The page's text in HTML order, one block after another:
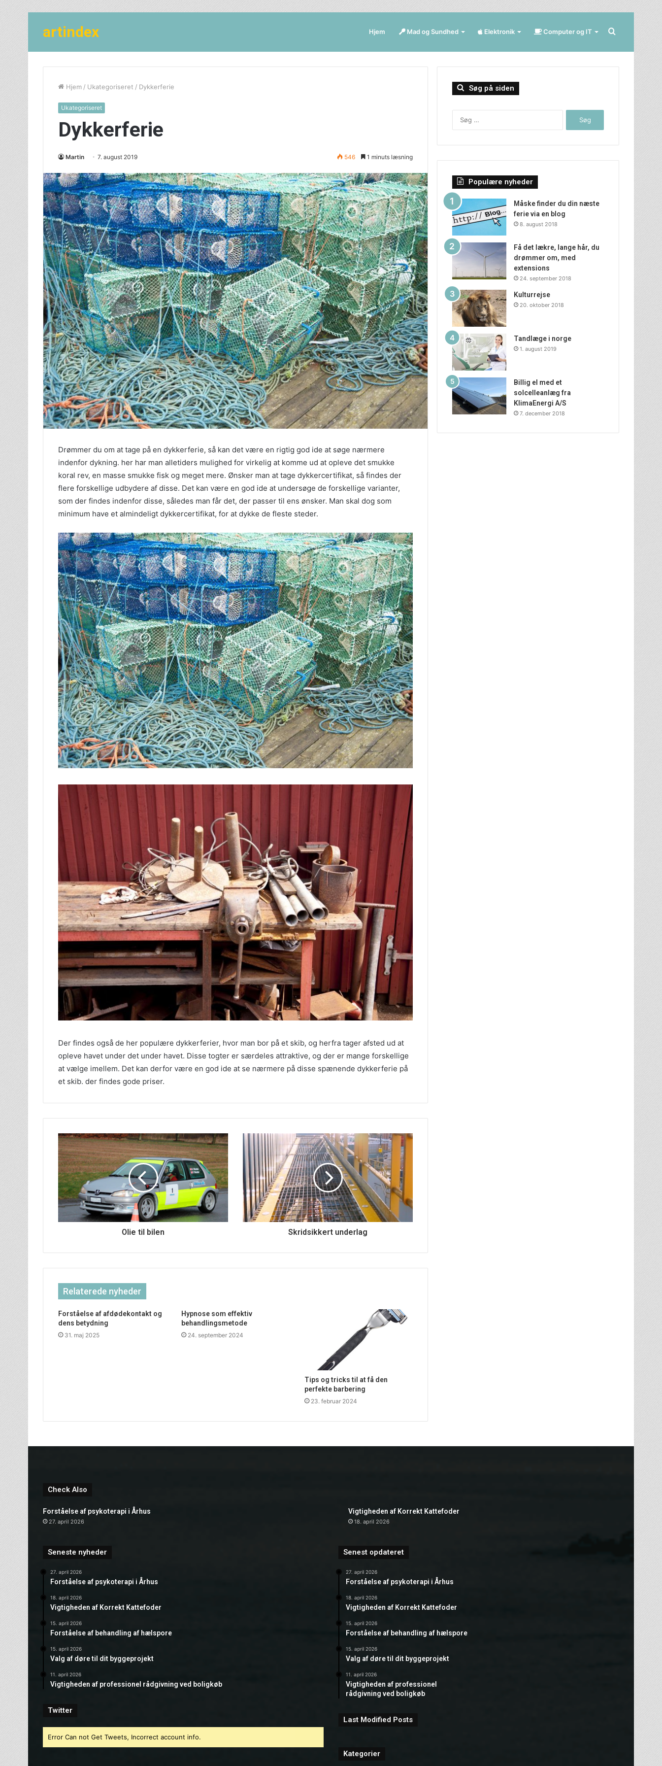
artindex Hjem Mad og Sundhed Elektronik Computer og IT Søg
efter
Hjem / Ukategoriseret / Dykkerferie
Ukategoriseret
Dykkerferie
Martin 7. august 2019 546 1 minuts læsning
Drømmer du om at tage på en dykkerferie, så kan det være en rigtig god ide at søge nærmere
indenfor dykning. her har man alletiders mulighed for virkelig at komme ud at opleve det smukke
koral rev, en masse smukke fisk og meget mere. Ønsker man at tage dykkercertifikat, så findes der
flere forskellige udbydere af disse. Det kan være en god ide at undersøge de forskellige varianter,
som der findes indenfor disse, således man får det, der passer til ens ønsker. Man skal dog som
minimum have et almindeligt dykkercertifikat, for at dykke de fleste steder.
Der findes også de her populære dykkerferier, hvor man bor på et skib, og herfra tager afsted ud at
opleve havet under det under havet. Disse togter er særdeles attraktive, og der er mange forskellige
at vælge imellem. Det kan derfor være en god ide at se nærmere på disse spænende dykkerferie på
et skib. der findes gode priser.
Olie til bilen Skridsikkert underlag
Relaterede nyheder
Forståelse af afdødekontakt og
dens betydning
31. maj 2025
Hypnose som effektiv
behandlingsmetode
24. september 2024
Tips og tricks til at få den
perfekte barbering
23. februar 2024
Søg på siden
Populære nyheder
Måske finder du din næste
ferie via en blog
8. august 2018
Få det lækre, lange hår, du
drømmer om, med
extensions
24. september 2018
Kulturrejse
20. oktober 2018
Tandlæge i norge
1. august 2019
Billig el med et
solcelleanlæg fra
KlimaEnergi A/S
7. december 2018
Check Also
Forståelse af psykoterapi i Århus
27. april 2026
Vigtigheden af Korrekt Kattefoder
18. april 2026
Seneste nyheder
27. april 2026
Forståelse af psykoterapi i Århus
18. april 2026
Vigtigheden af Korrekt Kattefoder
15. april 2026
Forståelse af behandling af hælspore
15. april 2026
Valg af døre til dit byggeprojekt
11. april 2026
Vigtigheden af professionel rådgivning ved boligkøb
Twitter
Error Can not Get Tweets, Incorrect account info.
Senest opdateret
27. april 2026
Forståelse af psykoterapi i Århus
18. april 2026
Vigtigheden af Korrekt Kattefoder
15. april 2026
Forståelse af behandling af hælspore
15. april 2026
Valg af døre til dit byggeprojekt
11. april 2026
Vigtigheden af professionel
rådgivning ved boligkøb
Last Modified Posts
Kategorier